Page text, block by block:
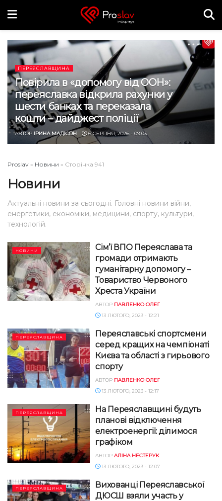
ПЕРЕЯСЛАВЩИНА
Повірила в «допомогу від ООН»:
переяславка відкрила рахунки у
шести банках та переказала
кошти – дайджест поліції
АВТОР ІРИНА МАДІСОН 6 СЕРПНЯ, 2026 - 09:03
Proslav » Новини » Сторінка 941
Новини
Актуальні новини за сьогодні. Головні новини війни,
енергетики, економіки, медицини, спорту, культури,
технологій.
НОВИНИ
Сім’ї ВПО Переяслава та
громади отримають
гуманітарну допомогу –
Товариство Червоного
Хреста України
АВТОР ПАВЛЕНКО ОЛЕГ
13 ЛЮТОГО, 2023 - 12:21
ПЕРЕЯСЛАВЩИНА
Переяславські спортсмени
серед кращих на чемпіонаті
Києва та області з гирьового
спорту
АВТОР ПАВЛЕНКО ОЛЕГ
13 ЛЮТОГО, 2023 - 12:17
ПЕРЕЯСЛАВЩИНА
На Переяславщині будуть
планові відключення
електроенергії: ділимося
графіком
АВТОР АЛІНА НЕСТЕРУК
13 ЛЮТОГО, 2023 - 12:07
ПЕРЕЯСЛАВЩИНА
Вихованці Переяславської
ДЮСШ взяли участь у